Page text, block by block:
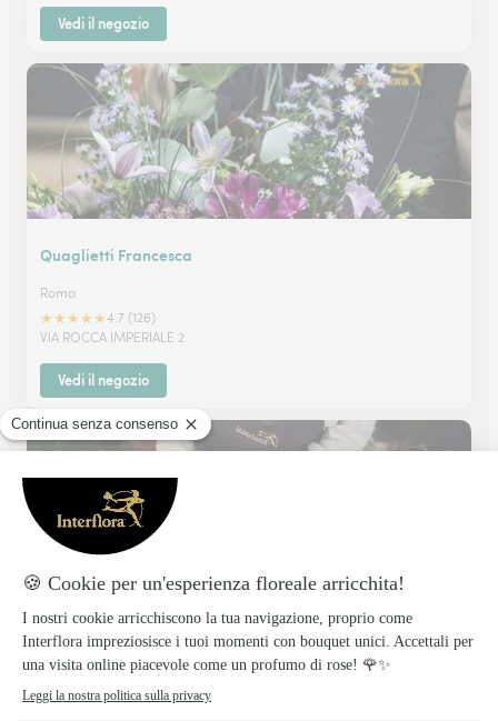
Vedi il negozio
Quaglietti Francesca
Roma
★★★★★4.7 (126)
VIA ROCCA IMPERIALE 2
Vedi il negozio
Vivaio Patrizi Roberto
ROMA
★★★★★4.9 (23)
VIA CASTEL DI LEVA 251